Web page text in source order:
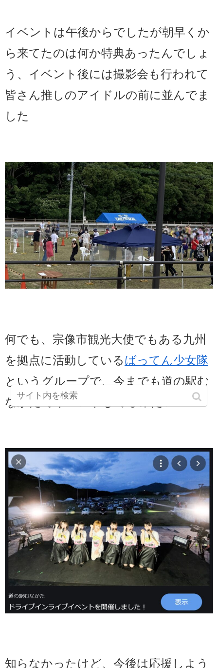
イベントは午後からでしたが朝早くか
ら来てたのは何か特典あったんでしょ
う、イベント後には撮影会も行われて
皆さん推しのアイドルの前に並んでま
した
何でも、宗像市観光大使でもある九州
を拠点に活動しているばってん少女隊
というグループで、今までも道の駅む
なかたでイベントしてるみたい
知らなかったけど、今後は応援しよう